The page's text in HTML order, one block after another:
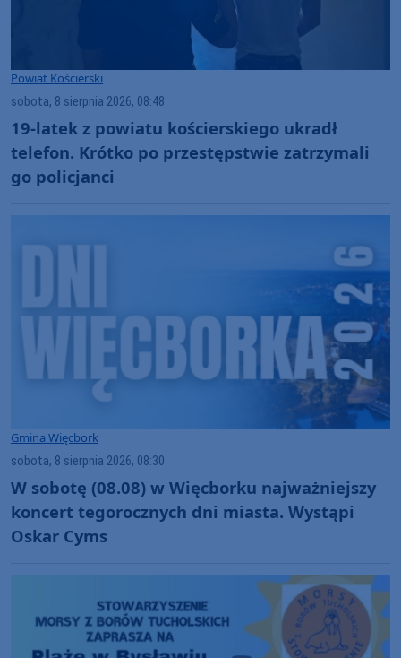
Powiat Kościerski
sobota, 8 sierpnia 2026, 08:48
19-latek z powiatu kościerskiego ukradł
telefon. Krótko po przestępstwie zatrzymali
go policjanci
Gmina Więcbork
sobota, 8 sierpnia 2026, 08:30
W sobotę (08.08) w Więcborku najważniejszy
koncert tegorocznych dni miasta. Wystąpi
Oskar Cyms